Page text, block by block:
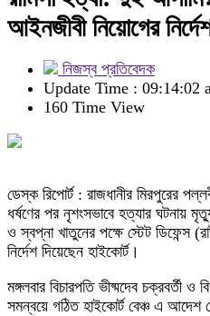
আইনজীবী নিয়োগের
নিজস্ব প্রতিবেদক
Update Time : 09:14:02
160 Time View
ডেস্ক রিপোর্ট : রাজধানীর মিরপুরের
ধর্ষণের পর নৃশংসভাবে হত্যার ঘটনায়
ও স্বপ্না খাতুনের পক্ষে স্টেট ডিফেন্স
নির্দেশ দিয়েছেন হাইকোর্ট।
মঙ্গলবার বিচারপতি ভীষ্মদেব চক্রবর্তী ও
সমন্বয়ে গঠিত হাইকোর্ট বেঞ্চ এ আদেশ